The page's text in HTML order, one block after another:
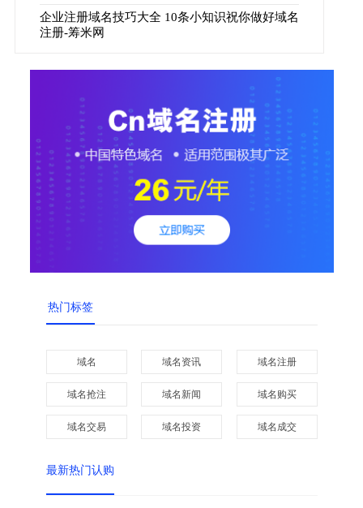
企业注册域名技巧大全 10条小知识祝你做好域名
注册-筹米网
热门标签
域名 域名资讯 域名注册
域名抢注 域名新闻 域名购买
域名交易 域名投资 域名成交
最新热门认购